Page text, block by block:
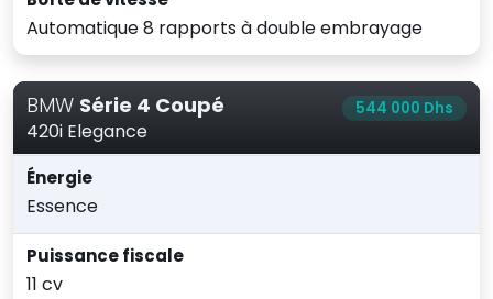
Automatique 8 rapports à double embrayage
BMW Série 4 Coupé
420i Elegance
544 000 Dhs
Énergie
Essence
Puissance fiscale
11 cv